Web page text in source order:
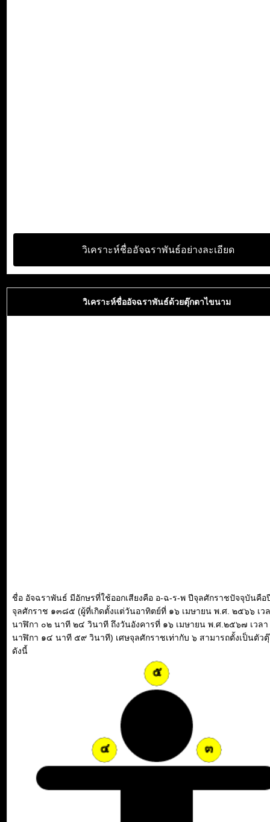
วิเคราะห์ชื่ออัจฉราพันธ์อย่างละเอียด
วิเคราะห์ชื่ออัจฉราพันธ์ด้วยตุ๊กตาไขนาม
ชื่อ อัจฉราพันธ์ มีอักษรที่ใช้ออกเสียงคือ อ-ฉ-ร-พ ปีจุลศักราชปัจจุบันคือ
จุลศักราช ๑๓๘๕ (ผู้ที่เกิดตั้งแต่วันอาทิตย์ที่ ๑๖ เมษายน พ.ศ. ๒๕๖๖ เว
นาฬิกา ๐๒ นาที ๒๔ วินาที ถึงวันอังคารที่ ๑๖ เมษายน พ.ศ.๒๕๖๗ เวล
นาฬิกา ๑๔ นาที ๕๙ วินาที) เศษจุลศักราชเท่ากับ ๖ สามารถตั้งเป็นตัว
ดังนี้